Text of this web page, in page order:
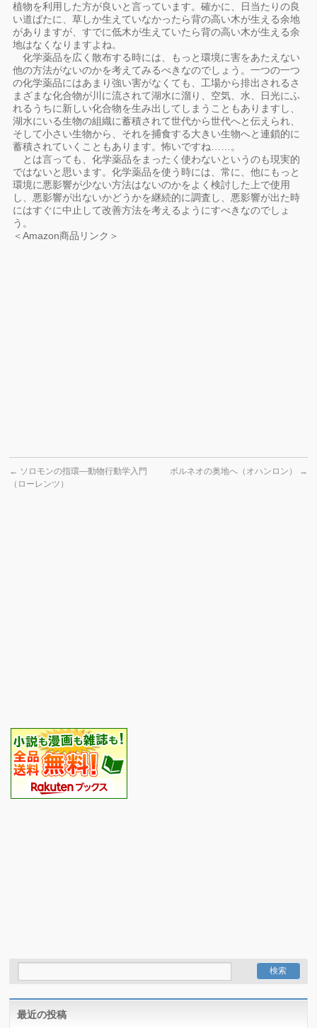
植物を利用した方が良いと言っています。確かに、日当たりの良
い道ばたに、草しか生えていなかったら背の高い木が生える余地
がありますが、すでに低木が生えていたら背の高い木が生える余
地はなくなりますよね。
化学薬品を広く散布する時には、もっと環境に害をあたえない
他の方法がないのかを考えてみるべきなのでしょう。一つの一つ
の化学薬品にはあまり強い害がなくても、工場から排出されるさ
まざまな化合物が川に流されて湖水に溜り、空気、水、日光にふ
れるうちに新しい化合物を生み出してしまうこともありますし、
湖水にいる生物の組織に蓄積されて世代から世代へと伝えられ、
そして小さい生物から、それを捕食する大きい生物へと連鎖的に
蓄積されていくこともあります。怖いですね……。
とは言っても、化学薬品をまったく使わないというのも現実的
ではないと思います。化学薬品を使う時には、常に、他にもっと
環境に悪影響が少ない方法はないのかをよく検討した上で使用
し、悪影響が出ないかどうかを継続的に調査し、悪影響が出た時
にはすぐに中止して改善方法を考えるようにすべきなのでしょ
う。
＜Amazon商品リンク＞
← ソロモンの指環―動物行動学入門
（ローレンツ）
ボルネオの奥地へ（オハンロン） →
最近の投稿